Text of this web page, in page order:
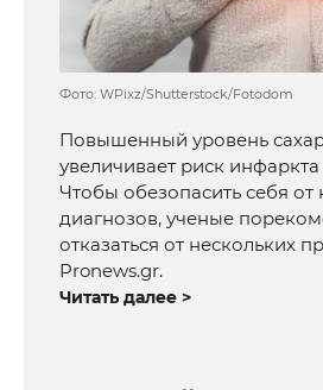
Фото: WPixz/Shutterstock/Fotodom
Повышенный уровень
увеличивает риск инфаркта
Чтобы обезопасить себя от
диагнозов, ученые
отказаться от нескольких
Pronews.gr.
Читать далее >